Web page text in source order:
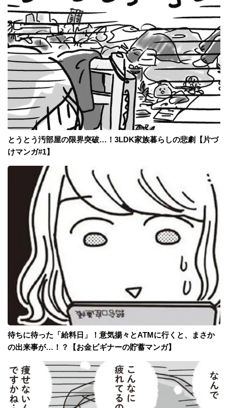
とうとう汚部屋の限界突破…！3LDK家族暮らしの悲劇【片づ
けマンガ#1】
待ちに待った「給料日」！意気揚々とATMに行くと、まさか
の出来事が…！？【お金ビギナーの貯蓄マンガ】